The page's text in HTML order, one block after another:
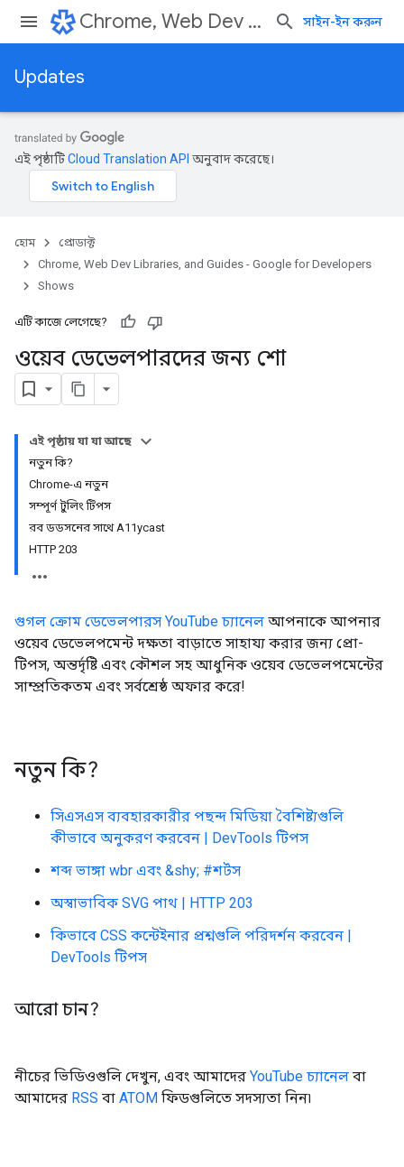
Chrome, Web Dev Libraries, and Guides - Google for Developers সাইন-ইন করুন
Updates
এই পৃষ্ঠাটিCloud Translation API অনুবাদ করেছে।
হোম
প্রোডাক্ট
Chrome, Web Dev Libraries, and Guides - Google for Developers
Shows
এটি কাজে লেগেছে?
ওয়েব ডেভেলপারদের জন্য শো
এই পৃষ্ঠায় যা যা আছে
নতুন কি?
Chrome-এ নতুন
সম্পূর্ণ টুলিং টিপস
রব ডডসনের সাথে A11ycast
HTTP 203
গুগল ক্রোম ডেভেলপারস YouTube চ্যানেল আপনাকে আপনার
ওয়েব ডেভেলপমেন্ট দক্ষতা বাড়াতে সাহায্য করার জন্য প্রো-
টিপস, অন্তর্দৃষ্টি এবং কৌশল সহ আধুনিক ওয়েব ডেভেলপমেন্টের
সাম্প্রতিকতম এবং সর্বশ্রেষ্ঠ অফার করে!
নতুন কি?
সিএসএস ব্যবহারকারীর পছন্দ মিডিয়া বৈশিষ্ট্যগুলি
কীভাবে অনুকরণ করবেন | DevTools টিপস
শব্দ ভাঙ্গা wbr এবং &shy; #শর্টস
অস্বাভাবিক SVG পাথ | HTTP 203
কিভাবে CSS কন্টেইনার প্রশ্নগুলি পরিদর্শন করবেন |
DevTools টিপস
আরো চান?
নীচের ভিডিওগুলি দেখুন, এবং আমাদের YouTube চ্যানেল বা
আমাদের RSS বা ATOM ফিডগুলিতে সদস্যতা নিন৷